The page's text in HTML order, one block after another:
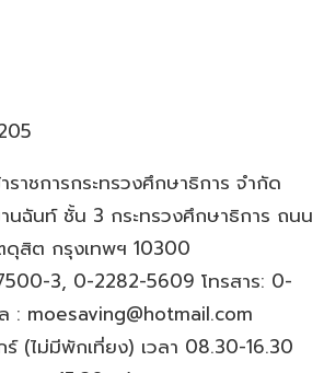
าชการกระทรวงศึกษาธิการ จำกัด
นฉันท์ ชั้น 3 กระทรวงศึกษาธิการ ถนน
สิต กรุงเทพฯ 10300
3, 0-2282-5609 โทรสาร: 0-
: moesaving@hotmail.com
(ไม่มีพักเที่ยง) เวลา 08.30-16.30